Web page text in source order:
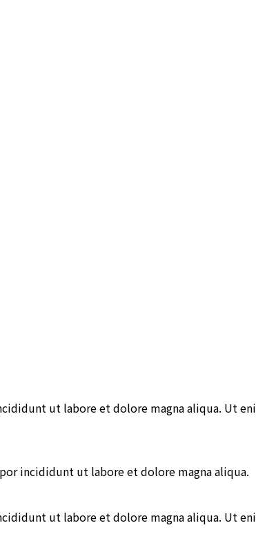
ut labore et dolore magna aliqua. Ut
incididunt ut labore et dolore magna aliqua.
ut labore et dolore magna aliqua. Ut